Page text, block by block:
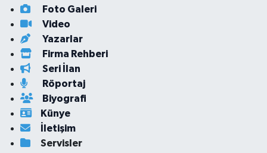
Foto Galeri
Video
Yazarlar
Firma Rehberi
Seri İlan
Röportaj
Biyografi
Künye
İletişim
Servisler